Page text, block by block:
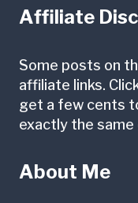
Affiliate
Some posts on
affiliate links.
get a few cents
exactly the same
About Me